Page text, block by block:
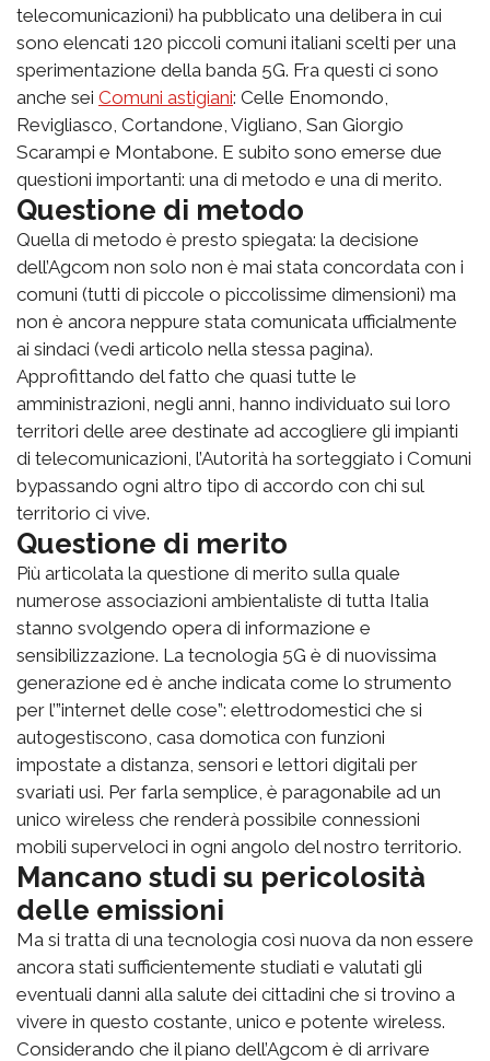
telecomunicazioni) ha pubblicato una delibera in cui
sono elencati 120 piccoli comuni italiani scelti per una
sperimentazione della banda 5G. Fra questi ci sono
anche sei Comuni astigiani: Celle Enomondo,
Revigliasco, Cortandone, Vigliano, San Giorgio
Scarampi e Montabone. E subito sono emerse due
questioni importanti: una di metodo e una di merito.
Questione di metodo
Quella di metodo è presto spiegata: la decisione
dell’Agcom non solo non è mai stata concordata con i
comuni (tutti di piccole o piccolissime dimensioni) ma
non è ancora neppure stata comunicata ufficialmente
ai sindaci (vedi articolo nella stessa pagina).
Approfittando del fatto che quasi tutte le
amministrazioni, negli anni, hanno individuato sui loro
territori delle aree destinate ad accogliere gli impianti
di telecomunicazioni, l’Autorità ha sorteggiato i Comuni
bypassando ogni altro tipo di accordo con chi sul
territorio ci vive.
Questione di merito
Più articolata la questione di merito sulla quale
numerose associazioni ambientaliste di tutta Italia
stanno svolgendo opera di informazione e
sensibilizzazione. La tecnologia 5G è di nuovissima
generazione ed è anche indicata come lo strumento
per l’”internet delle cose”: elettrodomestici che si
autogestiscono, casa domotica con funzioni
impostate a distanza, sensori e lettori digitali per
svariati usi. Per farla semplice, è paragonabile ad un
unico wireless che renderà possibile connessioni
mobili superveloci in ogni angolo del nostro territorio.
Mancano studi su pericolosità
delle emissioni
Ma si tratta di una tecnologia così nuova da non essere
ancora stati sufficientemente studiati e valutati gli
eventuali danni alla salute dei cittadini che si trovino a
vivere in questo costante, unico e potente wireless.
Considerando che il piano dell’Agcom è di arrivare